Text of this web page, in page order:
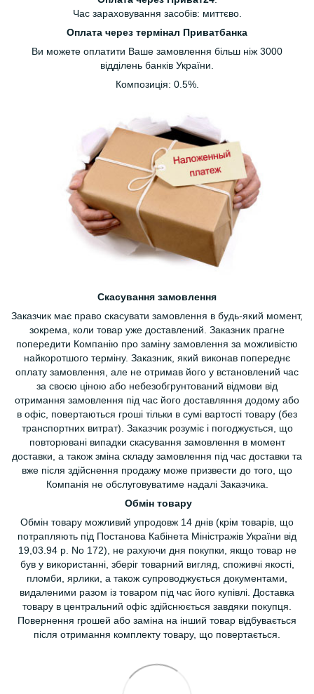
Час зараховування засобів: миттєво.
Оплата через термінал Приватбанка
Ви можете оплатити Ваше замовлення більш ніж 3000
відділень банків України.
Композиція: 0.5%.
Скасування замовлення
Заказчик має право скасувати замовлення в будь-який момент,
зокрема, коли товар уже доставлений. Заказник прагне
попередити Компанію про заміну замовлення за можливістю
найкоротшого терміну. Заказник, який виконав попереднє
оплату замовлення, але не отримав його у встановлений час
за своєю ціною або небезобгрунтований відмови від
отримання замовлення під час його доставляння додому або
в офіс, повертаються гроші тільки в сумі вартості товару (без
транспортних витрат). Заказчик розуміє і погоджується, що
повторювані випадки скасування замовлення в момент
доставки, а також зміна складу замовлення під час доставки та
вже після здійснення продажу може призвести до того, що
Компанія не обслуговуватиме надалі Заказчика.
Обмін товару
Обмін товару можливий упродовж 14 днів (крім товарів, що
потрапляють під Постанова Кабінета Міністражів України від
19,03.94 р. No 172), не рахуючи дня покупки, якщо товар не
був у використанні, зберіг товарний вигляд, споживчі якості,
пломби, ярлики, а також супроводжується документами,
видаленими разом із товаром під час його купівлі. Доставка
товару в центральний офіс здійснюється завдяки покупця.
Повернення грошей або заміна на інший товар відбувається
після отримання комплекту товару, що повертається.